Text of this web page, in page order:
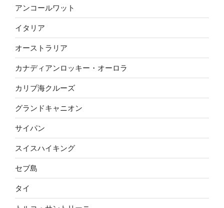
アンコールワット
イタリア
オーストラリア
カナディアンロッキー・オーロラ
カリブ海クルーズ
グランドキャニオン
サイパン
スイスハイキング
セブ島
タイ